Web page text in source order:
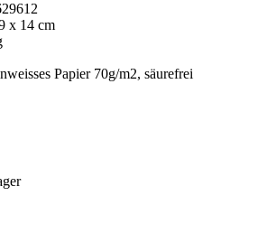
x 14 cm
Papier 70g/m2, säurefrei